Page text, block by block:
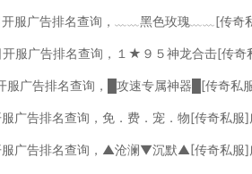
服广告排名查询，﹏﹏黑色玫瑰﹏﹏[传奇
服广告排名查询，１★９５神龙合击[传奇
广告排名查询，█攻速专属神器█[传奇私
广告排名查询，免．费．宠．物[传奇私服]
告排名查询，▲沧澜▼沉默▲[传奇私服]